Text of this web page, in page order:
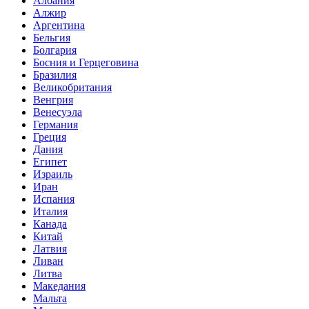
Алжир
Аргентина
Бельгия
Болгария
Босния и Герцеговина
Бразилия
Великобритания
Венгрия
Венесуэла
Германия
Греция
Дания
Египет
Израиль
Иран
Испания
Италия
Канада
Китай
Латвия
Ливан
Литва
Македания
Мальта